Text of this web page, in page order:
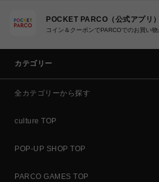
POCKET PARCO（公式アプリ）
コイン＆クーポンでPARCOでのお買い
カテゴリー
全カテゴリーから探す
culture TOP
POP-UP SHOP TOP
PARCO GAMES TOP